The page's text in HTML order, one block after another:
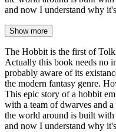
and now I understand why
Show more
The Hobbit is the first of
Actually this book needs no
probably aware of its
the modern fantasy genre.
This epic story of a hobbit
with a team of dwarves and
the world around is built
and now I understand why